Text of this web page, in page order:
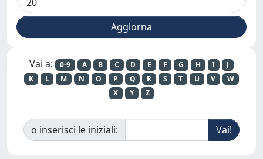
Vai a: 0-9 A B C D E F G H I
J
K
L M N O P Q R S T U V
W
X
Y Z
o inserisci le iniziali: